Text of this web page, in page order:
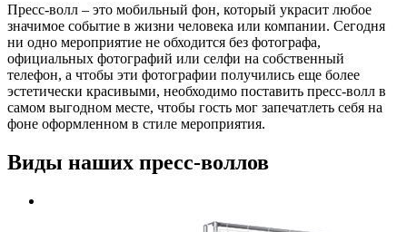
Пресс-волл – это мобильный фон, который украсит любое
значимое событие в жизни человека или компании. Сегодня
ни одно мероприятие не обходится без фотографа,
официальных фотографий или селфи на собственный
телефон, а чтобы эти фотографии получились еще более
эстетически красивыми, необходимо поставить пресс-волл в
самом выгодном месте, чтобы гость мог запечатлеть себя на
фоне оформленном в стиле мероприятия.
Виды наших пресс-воллов